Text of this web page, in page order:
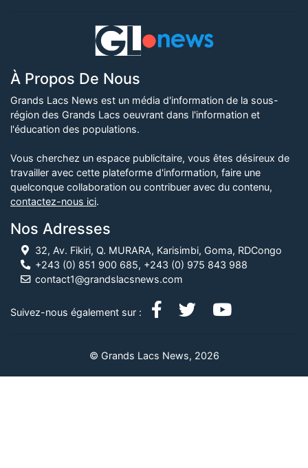
À Propos De Nous
Grands Lacs News est un média d'information de la sous-
région des Grands Lacs oeuvrant dans l'information et
l'éducation des populations.
Vous cherchez un espace publicitaire, vous êtes désireux de
travailler avec cette plateforme d'information, faire une
quelconque collaboration ou contribuer avec du contenu,
contactez-nous ici.
Nos Adresses
32, Av. Fikiri, Q. MURARA, Karisimbi, Goma, RDCongo
+243 (0) 851 900 685, +243 (0) 975 843 988
contact1@grandslacsnews.com
Suivez-nous également sur :
© Grands Lacs News, 2026